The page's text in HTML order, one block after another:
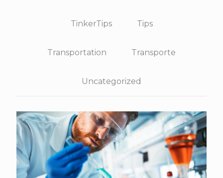
TinkerTips Tips
Transportation Transporte
Uncategorized